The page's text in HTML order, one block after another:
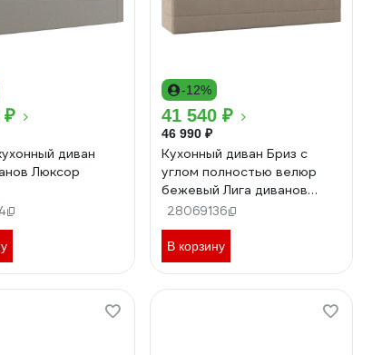
₽
диван
Люксор
-12%
41 540 ₽
46 990 ₽
Кухонный диван Бриз с
углом полностью велюр
бежевый Лига диванов
106969
28069136
В корзину